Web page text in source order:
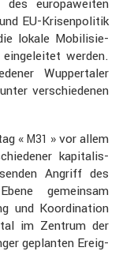
europa­weiten
EU-Krisen­po­litik
lokale Mobili­sie­
werden.
Wupper­taler
verschie­denen
« M31 » vor allem
kapita­lis­
Angriff des
gemeinsam
und Koordi­na­tion
im Zentrum der
geplanten Ereig­